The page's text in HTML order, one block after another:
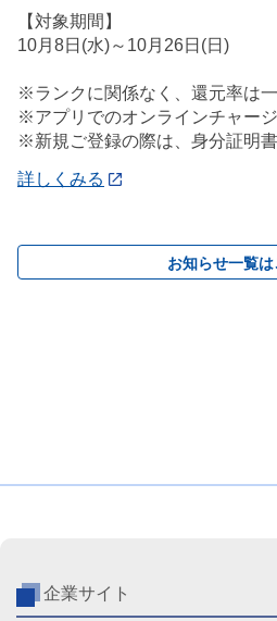
【対象期間】
10月8日(水)～10月26日(日)
※ランクに関係なく、還元率は一
※アプリでのオンラインチャージ
※新規ご登録の際は、身分証明書
詳しくみる
お知らせ一覧は
企業サイト